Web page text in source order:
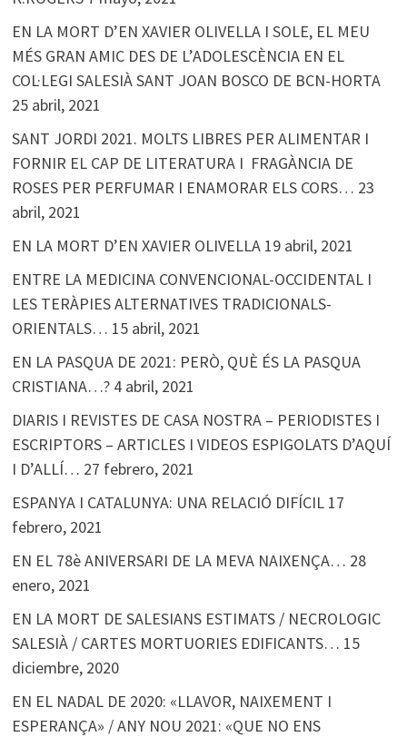
EN LA MORT D’EN XAVIER OLIVELLA I SOLE, EL MEU
MÉS GRAN AMIC DES DE L’ADOLESCÈNCIA EN EL
COL·LEGI SALESIÀ SANT JOAN BOSCO DE BCN-HORTA
25 abril, 2021
SANT JORDI 2021. MOLTS LIBRES PER ALIMENTAR I
FORNIR EL CAP DE LITERATURA I FRAGÀNCIA DE
ROSES PER PERFUMAR I ENAMORAR ELS CORS… 23
abril, 2021
EN LA MORT D’EN XAVIER OLIVELLA 19 abril, 2021
ENTRE LA MEDICINA CONVENCIONAL-OCCIDENTAL I
LES TERÀPIES ALTERNATIVES TRADICIONALS-
ORIENTALS… 15 abril, 2021
EN LA PASQUA DE 2021: PERÒ, QUÈ ÉS LA PASQUA
CRISTIANA…? 4 abril, 2021
DIARIS I REVISTES DE CASA NOSTRA – PERIODISTES I
ESCRIPTORS – ARTICLES I VIDEOS ESPIGOLATS D’AQUÍ
I D’ALLÍ… 27 febrero, 2021
ESPANYA I CATALUNYA: UNA RELACIÓ DIFÍCIL 17
febrero, 2021
EN EL 78è ANIVERSARI DE LA MEVA NAIXENÇA… 28
enero, 2021
EN LA MORT DE SALESIANS ESTIMATS / NECROLOGIC
SALESIÀ / CARTES MORTUORIES EDIFICANTS… 15
diciembre, 2020
EN EL NADAL DE 2020: «LLAVOR, NAIXEMENT I
ESPERANÇA» / ANY NOU 2021: «QUE NO ENS